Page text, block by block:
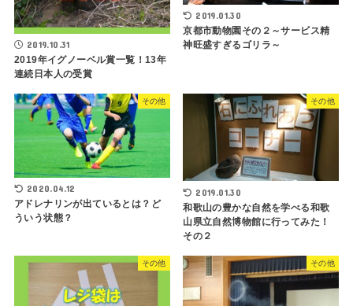
2019.10.31
2019年イグノーベル賞一覧！13年
連続日本人の受賞
2019.01.30
京都市動物園その２～サービス精
神旺盛すぎるゴリラ～
その他
2020.04.12
アドレナリンが出ているとは？ど
ういう状態？
その他
2019.01.30
和歌山の豊かな自然を学べる和歌
山県立自然博物館に行ってみた！
その２
その他 その他